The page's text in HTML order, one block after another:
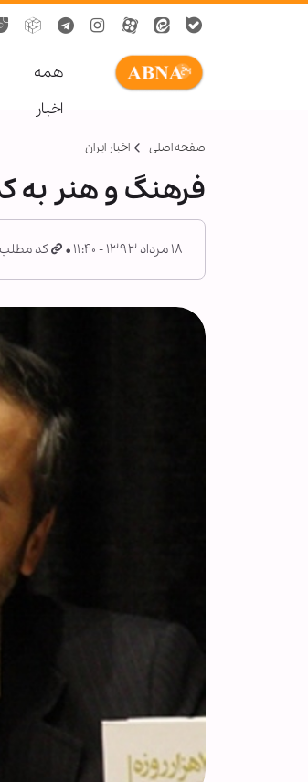
همه
اخبار
صفحه اصلی اخبار ایران
فرهنگ و هنر به
۱۸ مرداد ۱۳۹۳ - ۱۱:۴۰ کد مطلب: